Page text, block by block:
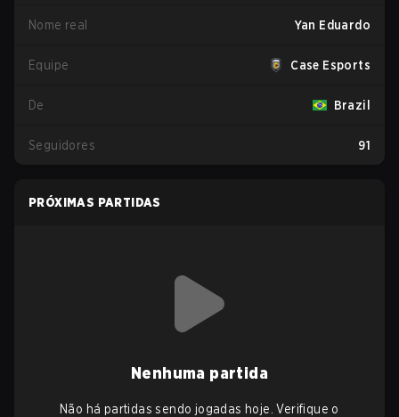
Nome real Yan Eduardo
Equipe Case Esports
De Brazil
Seguidores 91
PRÓXIMAS PARTIDAS
Nenhuma partida
Não há partidas sendo jogadas hoje. Verifique o